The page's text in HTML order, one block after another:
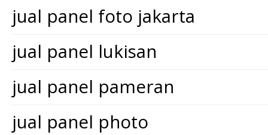
jual panel foto jakarta
jual panel lukisan
jual panel pameran
jual panel photo